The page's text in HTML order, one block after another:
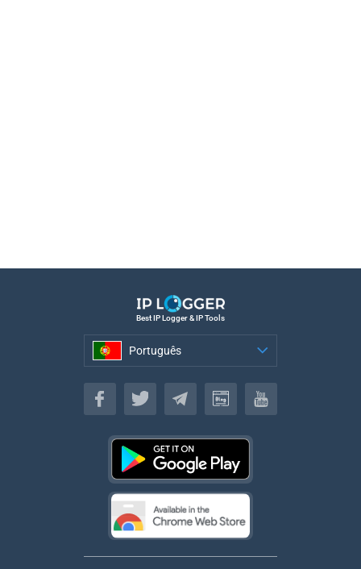
Best IP Logger & IP Tools
Português
Português